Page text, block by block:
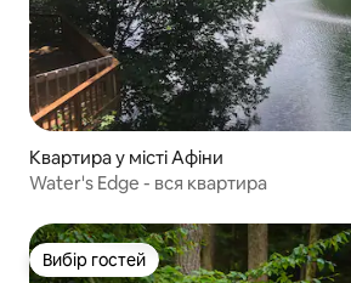
Квартира у місті Афіни
Water's Edge - вся квартира
Вибір гостей
Вибір гостей